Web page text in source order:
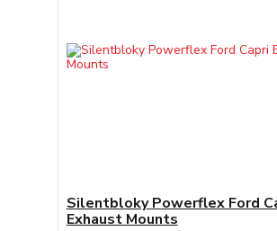
Silentbloky Powerflex Ford
Exhaust Mounts